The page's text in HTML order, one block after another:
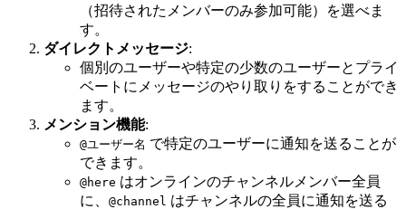
（招待されたメンバーのみ参加可能）を選べま
す。
ダイレクトメッセージ:
個別のユーザーや特定の少数のユーザーとプライ
ベートにメッセージのやり取りをすることができ
ます。
メンション機能:
@ユーザー名 で特定のユーザーに通知を送ることが
できます。
@here はオンラインのチャンネルメンバー全員
に、 @channel はチャンネルの全員に通知を送る